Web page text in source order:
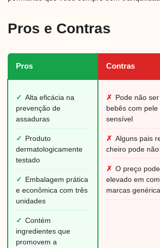
Pros e Contras
Pros Contras
✓ Alta eficácia na
prevenção de
assaduras
✓
Produto
dermatologicamente
testado
✓
Embalagem prática
e econômica com três
unidades
✓ Contém
ingredientes que
promovem a
✗ Pode não
bebês com
sensível
✗ Alguns pais
cheiro pode
✗ O preço
elevado em
marcas